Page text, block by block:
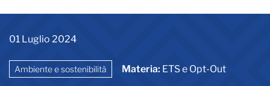
01 Luglio 2024
Ambiente e sostenibilità Materia: ETS e Opt-Out